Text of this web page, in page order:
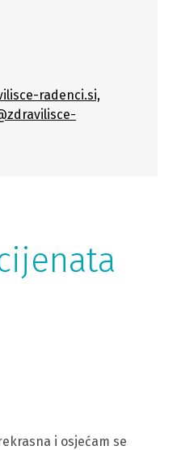
radenci.si,
i osjećam se